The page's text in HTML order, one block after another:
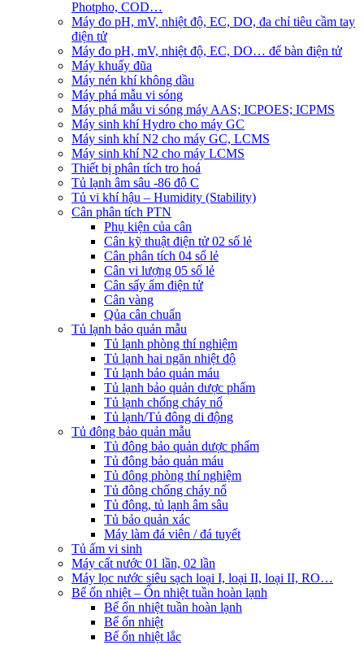
Photpho, COD…
Máy đo pH, mV, nhiệt độ, EC, DO, đa chỉ tiêu cầm tay
điện tử
Máy đo pH, mV, nhiệt độ, EC, DO… để bàn điện tử
Máy khuấy đũa
Máy nén khí không dầu
Máy phá mẫu vi sóng
Máy phá mẫu vi sóng máy AAS; ICPOES; ICPMS
Máy sinh khí Hydro cho máy GC
Máy sinh khí N2 cho máy GC, LCMS
Máy sinh khí N2 cho máy LCMS
Thiết bị phân tích tro hoá
Tủ lạnh âm sâu -86 độ C
Tủ vi khí hậu – Humidity (Stability)
Cân phân tích PTN
Phụ kiện của cân
Cân kỹ thuật điện tử 02 số lẻ
Cân phân tích 04 số lẻ
Cân vi lượng 05 số lẻ
Cân sấy ẩm điện tử
Cân vàng
Qủa cân chuẩn
Tủ lạnh bảo quản mẫu
Tủ lạnh phòng thí nghiệm
Tủ lạnh hai ngăn nhiệt độ
Tủ lạnh bảo quản máu
Tủ lạnh bảo quản dược phẩm
Tủ lạnh chống cháy nổ
Tủ lạnh/Tủ đông di động
Tủ đông bảo quản mẫu
Tủ đông bảo quản dược phẩm
Tủ đông bảo quản máu
Tủ đông phòng thí nghiệm
Tủ đông chống cháy nổ
Tủ đông, tủ lạnh âm sâu
Tủ bảo quản xác
Máy làm đá viên / đá tuyết
Tủ ấm vi sinh
Máy cất nước 01 lần, 02 lần
Máy lọc nước siêu sạch loại I, loại II, loại II, RO…
Bể ổn nhiệt – Ổn nhiệt tuần hoàn lạnh
Bể ổn nhiệt tuần hoàn lạnh
Bể ổn nhiệt
Bể ổn nhiệt lắc